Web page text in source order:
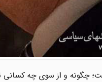
چگونه و از سوی چه